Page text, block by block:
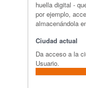
huella digital -
por ejemplo,
almacenándola
Ciudad actual
Da acceso a la
Usuario.